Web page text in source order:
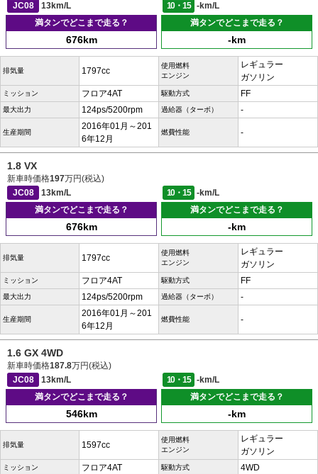
JC08
13km/L 10・15
-km/L
満タンでどこまで走る？
676km
満タンでどこまで走る？
-km
排気量 1797cc
使用燃料
エンジン
レギュラー
ガソリン
ミッション フロア4AT 駆動方式 FF
最大出力 124ps/5200rpm 過給器（ターボ） -
生産期間
2016年01月～201
6年12月
燃費性能 -
1.8 VX
新車時価格197万円(税込)
JC08
13km/L 10・15
-km/L
満タンでどこまで走る？
676km
満タンでどこまで走る？
-km
排気量 1797cc
使用燃料
エンジン
レギュラー
ガソリン
ミッション フロア4AT 駆動方式 FF
最大出力 124ps/5200rpm 過給器（ターボ） -
生産期間
2016年01月～201
6年12月
燃費性能 -
1.6 GX 4WD
新車時価格187.8万円(税込)
JC08
13km/L 10・15
-km/L
満タンでどこまで走る？
546km
満タンでどこまで走る？
-km
排気量 1597cc
使用燃料
エンジン
レギュラー
ガソリン
ミッション フロア4AT 駆動方式 4WD